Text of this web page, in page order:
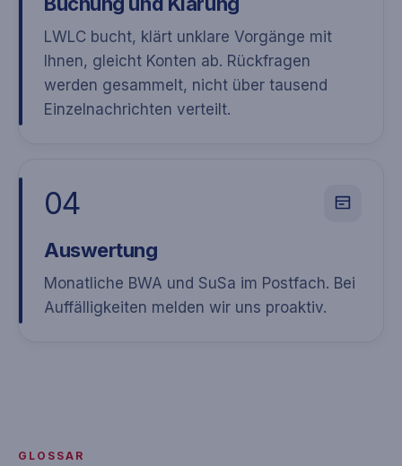
LWLC bucht, klärt unklare Vorgänge mit
Ihnen, gleicht Konten ab. Rückfragen
werden gesammelt, nicht über tausend
Einzelnachrichten verteilt.
04
Auswertung
Monatliche BWA und SuSa im Postfach. Bei
Auffälligkeiten melden wir uns proaktiv.
GLOSSAR